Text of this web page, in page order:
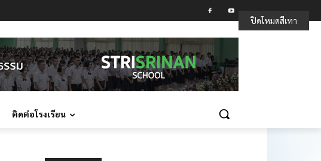
ติดต่อโรงเรียน
ปิดโหมดสีเทา